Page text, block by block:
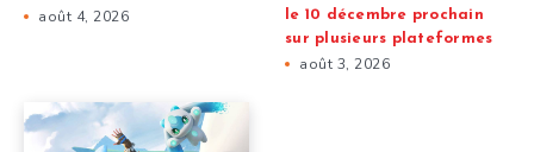
août 4, 2026
le 10 décembre prochain
sur plusieurs plateformes
août 3, 2026